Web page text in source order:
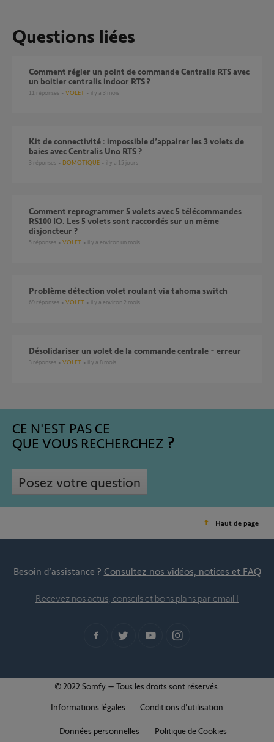
Questions liées
Comment régler un point de commande Centralis RTS avec
un boitier centralis indoor RTS ?
11 réponses VOLET il y a 3 mois
Kit de connectivité : impossible d’appairer les 3 volets de
baies avec Centralis Uno RTS ?
3 réponses DOMOTIQUE il y a 15 jours
Comment reprogrammer 5 volets avec 5 télécommandes
RS100 IO. Les 5 volets sont raccordés sur un même
disjoncteur ?
5 réponses VOLET il y a environ un mois
Problème détection volet roulant via tahoma switch
69 réponses VOLET il y a environ 2 mois
Désolidariser un volet de la commande centrale - erreur
3 réponses VOLET il y a 8 mois
CE N'EST PAS CE
QUE VOUS RECHERCHEZ
Posez votre question
Haut de page
Besoin d’assistance ? Consultez nos vidéos, notices et FAQ
Recevez nos actus, conseils et bons plans par email !
© 2022 Somfy – Tous les droits sont réservés.
Informations légales
Conditions d'utilisation
Données personnelles Politique de Cookies